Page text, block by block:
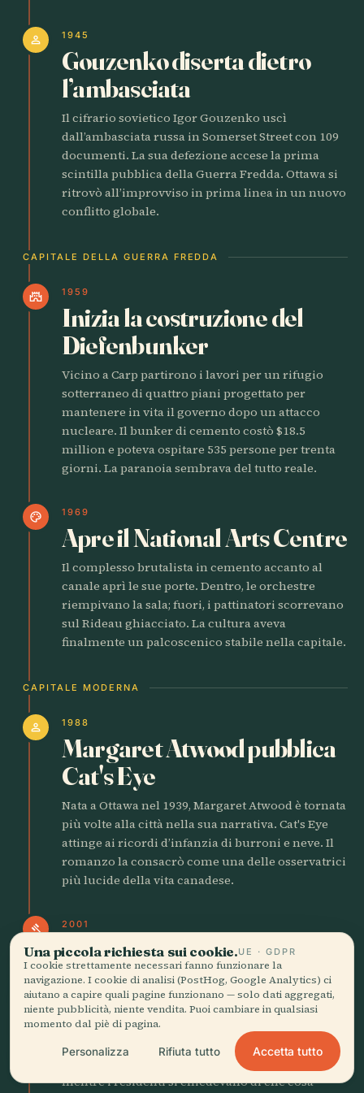
person 1945
Gouzenko diserta dietro
l’ambasciata
Il cifrario sovietico Igor Gouzenko uscì
dall’ambasciata russa in Somerset Street con 109
documenti. La sua defezione accese la prima
scintilla pubblica della Guerra Fredda. Ottawa si
ritrovò all’improvviso in prima linea in un nuovo
conflitto globale.
CAPITALE DELLA GUERRA FREDDA
castle 1959
Inizia la costruzione del
Diefenbunker
Vicino a Carp partirono i lavori per un rifugio
sotterraneo di quattro piani progettato per
mantenere in vita il governo dopo un attacco
nucleare. Il bunker di cemento costò $18.5
million e poteva ospitare 535 persone per trenta
giorni. La paranoia sembrava del tutto reale.
palette 1969
Apre il National Arts Centre
Il complesso brutalista in cemento accanto al
canale aprì le sue porte. Dentro, le orchestre
riempivano la sala; fuori, i pattinatori scorrevano
sul Rideau ghiacciato. La cultura aveva
finalmente un palcoscenico stabile nella capitale.
CAPITALE MODERNA
person 1988
Margaret Atwood pubblica
Cat's Eye
Nata a Ottawa nel 1939, Margaret Atwood è tornata
più volte alla città nella sua narrativa. Cat's Eye
attinge ai ricordi d’infanzia di burroni e neve. Il
romanzo la consacrò come una delle osservatrici
più lucide della vita canadese.
gavel 2001
La fusione crea una nuova
città
Il 1 gennaio la vecchia Città di Ottawa inglobò
undici municipalità circostanti. I nuovi confini si
estesero dalla linea del Québec fino a profondi
comuni rurali. I burocrati discutevano di tasse
mentre i residenti si chiedevano di che cosa
Una piccola richiesta sui cookie.UE · GDPR
I cookie strettamente necessari fanno funzionare la
navigazione. I cookie di analisi (PostHog, Google Analytics) ci
aiutano a capire quali pagine funzionano — solo dati aggregati,
niente pubblicità, niente vendita. Puoi cambiare in qualsiasi
momento dal piè di pagina.
Personalizza Rifiuta tutto Accetta tutto